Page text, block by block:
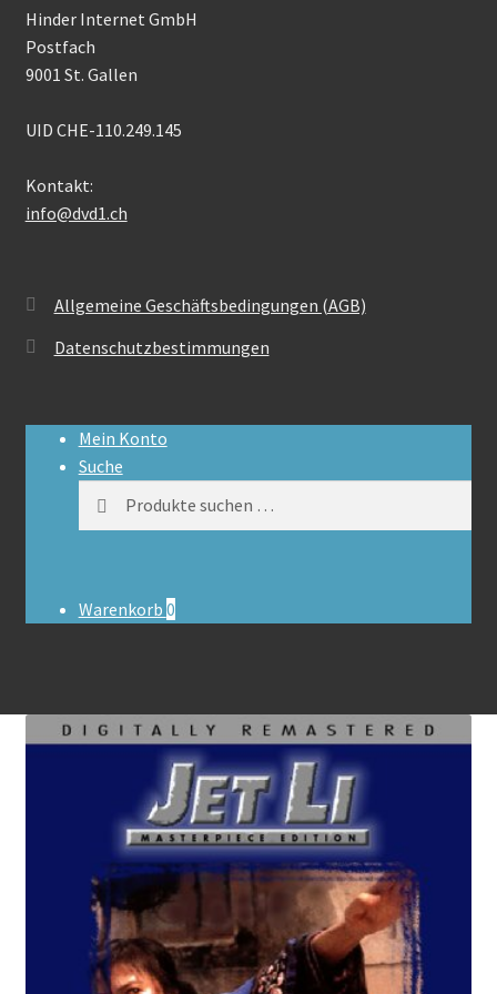
Hinder Internet GmbH
Postfach
9001 St. Gallen
UID CHE-110.249.145
Kontakt:
info@dvd1.ch
Allgemeine Geschäftsbedingungen (AGB)
Datenschutzbestimmungen
Mein Konto
Suche
Warenkorb 0